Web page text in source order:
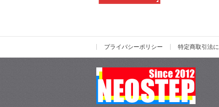
プライバシーポリシー 特定商取引法